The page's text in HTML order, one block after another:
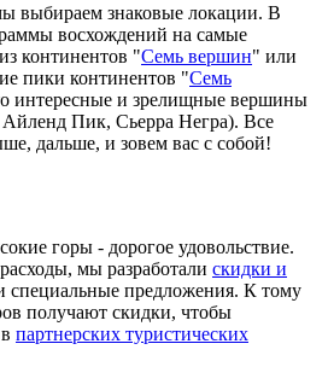
выбираем знаковые локации. В
восхождений на самые
континентов "Семь вершин" или
пики континентов "Семь
интересные и зрелищные вершины
Пик, Сьерра Негра). Все
дальше, и зовем вас с собой!
горы - дорогое удовольствие.
мы разработали скидки и
специальные предложения. К тому
получают скидки, чтобы
партнерских туристических